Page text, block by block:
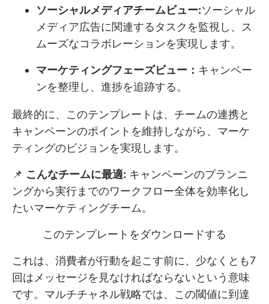
ソーシャルメディアチームビュー:ソーシャル
メディア広告に関連するタスクを監視し、ス
ムーズなコラボレーションを実現します。
マーケティングフェーズビュー： キャンペー
ンを整理し、進捗を追跡する。
最終的に、このテンプレートは、チームの連携と
キャンペーンのポイントを維持しながら、マーケ
ティングのビジョンを実現します。
📌 こんなチームに最適: キャンペーンのプランニ
ングから実行までのワークフロー全体を効率化し
たいマーケティングチーム。
このテンプレートをダウンロードする
これは、消費者が行動を起こす前に、少なくとも7
回はメッセージを見なければならないという意味
です。マルチチャネル戦略では、この閾値に到達